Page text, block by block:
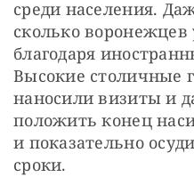
среди населения.
сколько воронежцев
благодаря
Высокие столичные
наносили визиты и
положить конец
и показательно
сроки.